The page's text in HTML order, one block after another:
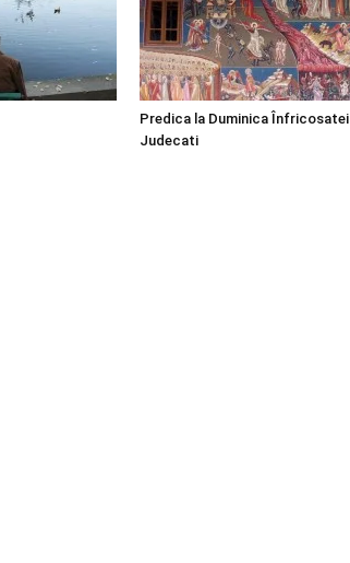
Predica la Duminica Înfricosatei
Judecati